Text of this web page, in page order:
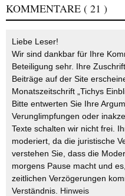
KOMMENTARE ( 21 )
Liebe Leser!
Wir sind dankbar für Ihre
Beteiligung sehr. Ihre
Beiträge auf der Site
Monatszeitschrift „Tichys
Bitte entwerten Sie Ihre
Verunglimpfungen oder
Texte schalten wir nicht frei.
moderiert, da die juristische
verstehen Sie, dass die
morgens Pause macht und
zeitlichen Verzögerungen
Verständnis. Hinweis